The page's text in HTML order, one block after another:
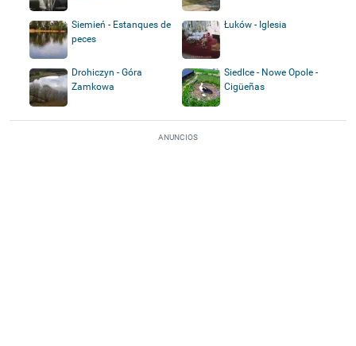
Siemień - Estanques de
peces
Łuków - Iglesia
Drohiczyn - Góra
Zamkowa
Siedlce - Nowe Opole -
Cigüeñas
ANUNCIOS